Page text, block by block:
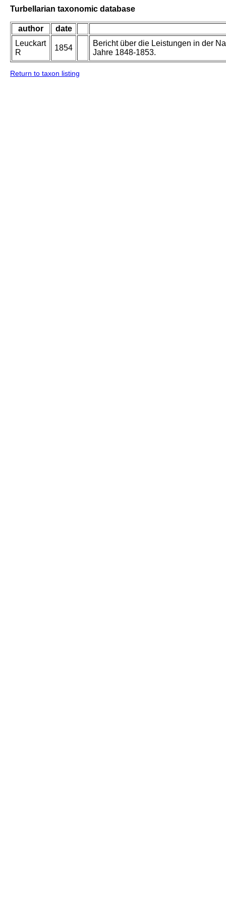
Turbellarian taxonomic database
author
date
Leuckart
R
1854
Bericht über die Leistungen in der
Jahre 1848-1853.
Return to taxon listing